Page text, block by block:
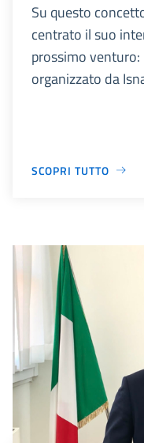
Su questo
centrato il suo
prossimo
organizzato da
SCOPRI TUTTO